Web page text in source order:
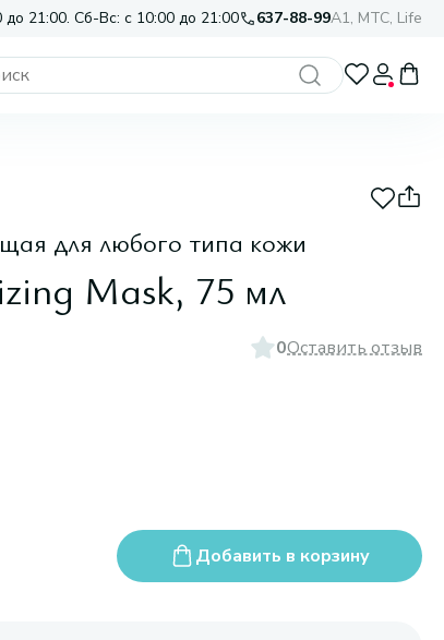
21:00. Сб-Вс: с 10:00 до 21:00 637-88-99A1, МТС, Life
для любого типа кожи
Mask, 75 мл
0Оставить отзыв
Добавить в корзину